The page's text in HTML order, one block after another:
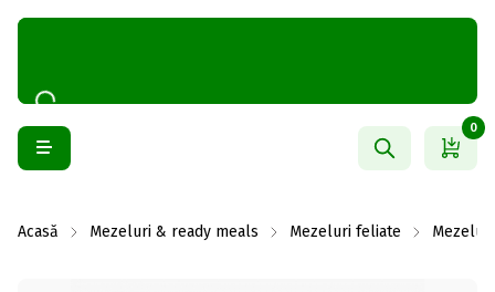
0
Acasă Mezeluri & ready meals Mezeluri feliate